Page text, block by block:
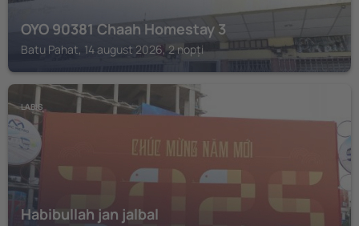
OYO 90381 Chaah Homestay 3
Batu Pahat, 14 august 2026, 2 nopți
LABIS
Habibullah jan jalbal